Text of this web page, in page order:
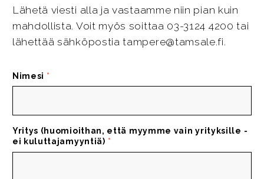
Lähetä viesti alla ja vastaamme niin pian kuin
mahdollista. Voit myös soittaa 03-3124 4200 tai
lähettää sähköpostia tampere@tamsale.fi.
Nimesi *
Yritys (huomioithan, että myymme vain yrityksille -
ei kuluttajamyyntiä) *